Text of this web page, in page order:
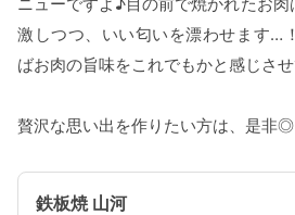
激しつつ、いい匂いを漂わせます…
ばお肉の旨味をこれでもかと感じさ
贅沢な思い出を作りたい方は、是非◎
鉄板焼 山河